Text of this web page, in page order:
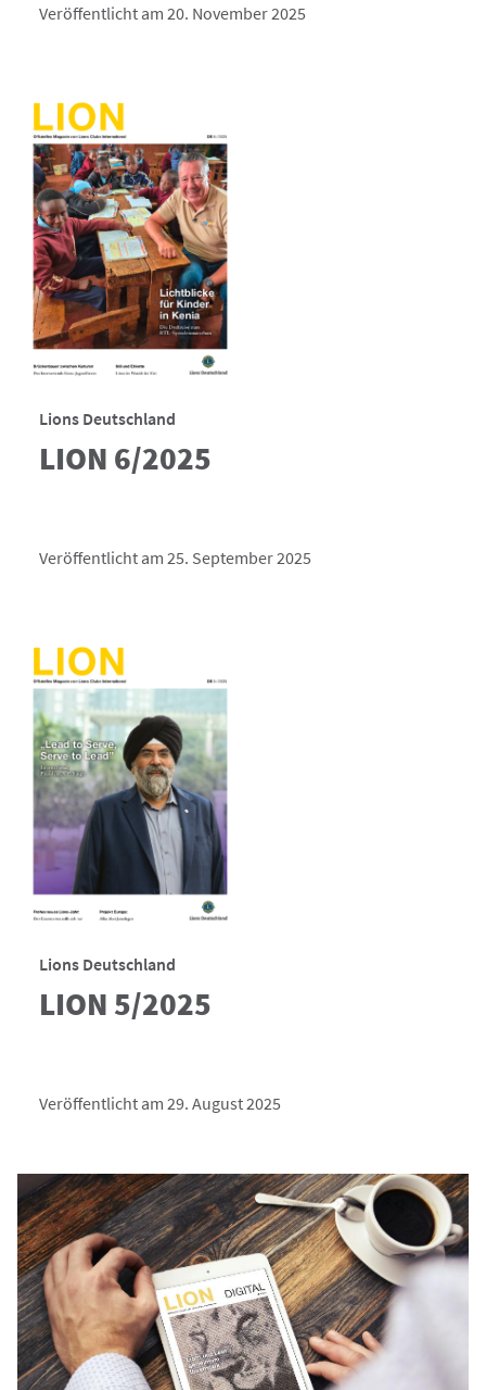
Veröffentlicht am 20. November 2025
Lions Deutschland
LION 6/2025
Veröffentlicht am 25. September 2025
Lions Deutschland
LION 5/2025
Veröffentlicht am 29. August 2025